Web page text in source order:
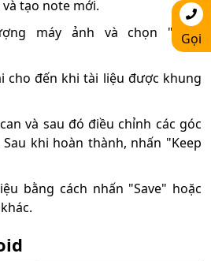
tạo note mới.
máy ảnh và chọn "Scan
cho đến khi tài liệu được khung
và sau đó điều chỉnh các góc
khi hoàn thành, nhấn "Keep
bằng cách nhấn "Save" hoặc
Gọi